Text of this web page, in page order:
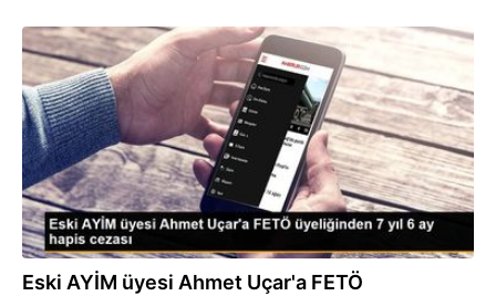
03.12.2019
Eski AYİM üyesi Ahmet Uçar'a FETÖ